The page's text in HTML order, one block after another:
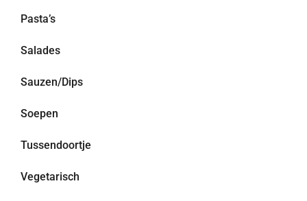
Pasta’s
Salades
Sauzen/Dips
Soepen
Tussendoortje
Vegetarisch